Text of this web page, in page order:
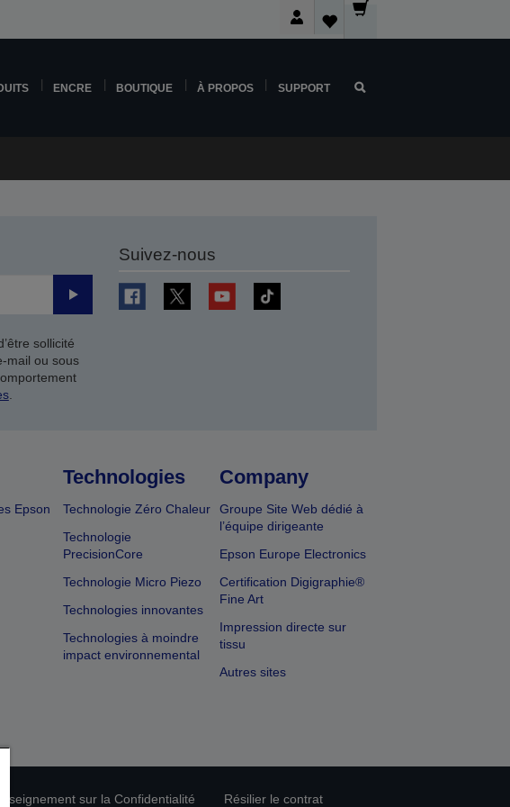
ENCRE BOUTIQUE À PROPOS SUPPORT
Valider
sollicité
mail ou sous
.
Suivez-nous
Epson
Technologies
Technologie Zéro Chaleur
Technologie
PrecisionCore
Technologie Micro Piezo
Technologies innovantes
Technologies à moindre
impact environnemental
Company
Groupe Site Web dédié à
l’équipe dirigeante
Epson Europe Electronics
Certification Digigraphie®
Fine Art
Impression directe sur
tissu
Autres sites
sur la Confidentialité Résilier le contrat